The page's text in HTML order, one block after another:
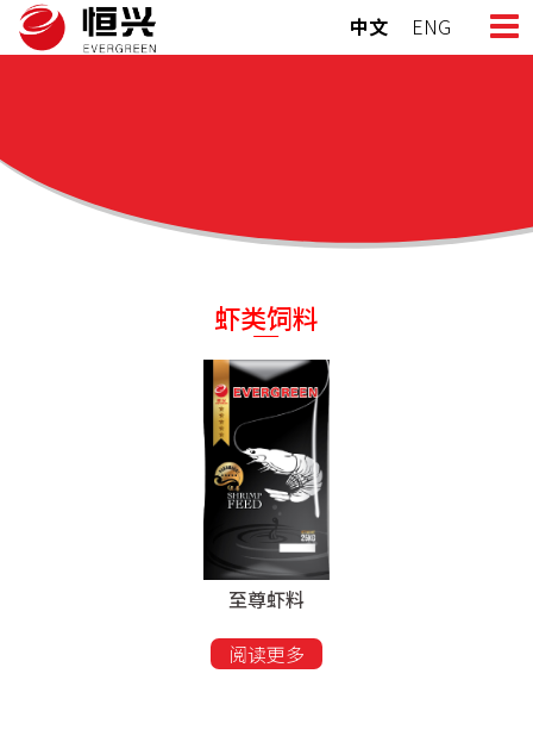
Skip
中文 ENG
虾类饲料
至尊虾料
阅读更多